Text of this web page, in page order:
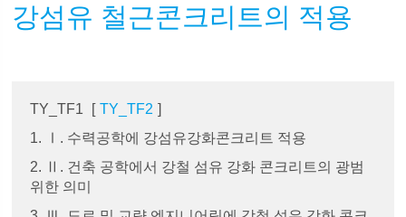
강섬유 철근콘크리트의 적용
TY_TF1 [ TY_TF2 ]
1. Ⅰ. 수력공학에 강섬유강화콘크리트 적용
2. Ⅱ. 건축 공학에서 강철 섬유 강화 콘크리트의 광범
위한 의미